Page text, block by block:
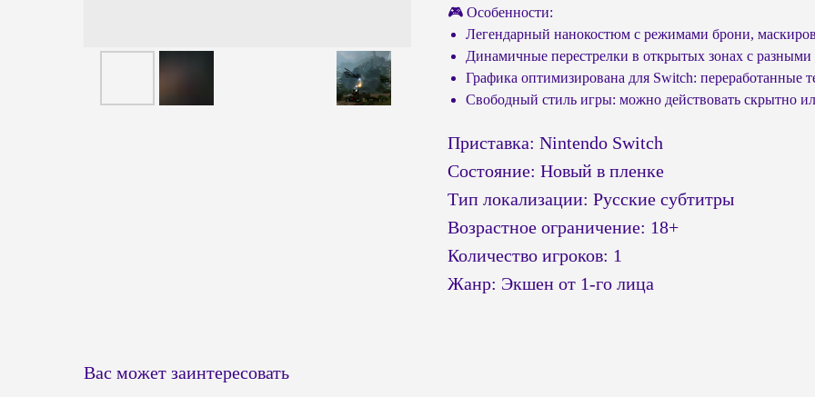
🎮 Особенности:
Легендарный нанокостюм с режимами брони,
Динамичные перестрелки в открытых зонах с
Графика оптимизирована для Switch: переработанные
Свободный стиль игры: можно действовать скрытно
Приставка: Nintendo Switch
Состояние: Новый в пленке
Тип локализации: Русские субтитры
Возрастное ограничение: 18+
Количество игроков: 1
Жанр: Экшен от 1-го лица
Вас может заинтересовать